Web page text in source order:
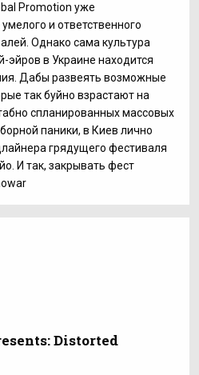
Promotion уже
и ответственного
Однако сама культура
в Украине находится
Дабы развеять возможные
так буйно взрастают на
спланированных массовых
паники, в Киев лично
грядущего фестиваля
И так, закрывать фест
Distorted